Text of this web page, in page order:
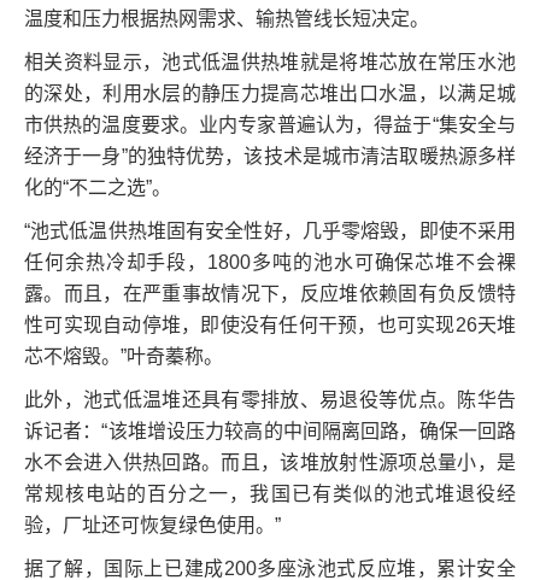
温度和压力根据热网需求、输热管线长短决定。
相关资料显示，池式低温供热堆就是将堆芯放在常压水池
的深处，利用水层的静压力提高芯堆出口水温，以满足城
市供热的温度要求。业内专家普遍认为，得益于“集安全与
经济于一身”的独特优势，该技术是城市清洁取暖热源多样
化的“不二之选”。
“池式低温供热堆固有安全性好，几乎零熔毁，即使不采用
任何余热冷却手段，1800多吨的池水可确保芯堆不会裸
露。而且，在严重事故情况下，反应堆依赖固有负反馈特
性可实现自动停堆，即使没有任何干预，也可实现26天堆
芯不熔毁。”叶奇蓁称。
此外，池式低温堆还具有零排放、易退役等优点。陈华告
诉记者：“该堆增设压力较高的中间隔离回路，确保一回路
水不会进入供热回路。而且，该堆放射性源项总量小，是
常规核电站的百分之一，我国已有类似的池式堆退役经
验，厂址还可恢复绿色使用。”
据了解，国际上已建成200多座泳池式反应堆，累计安全